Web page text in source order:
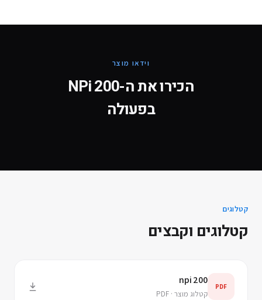
וידאו מוצר
הכירו את ה-NPi 200
בפעולה
קטלוגים
קטלוגים וקבצים
PDF
npi 200
קטלוג מוצר · PDF